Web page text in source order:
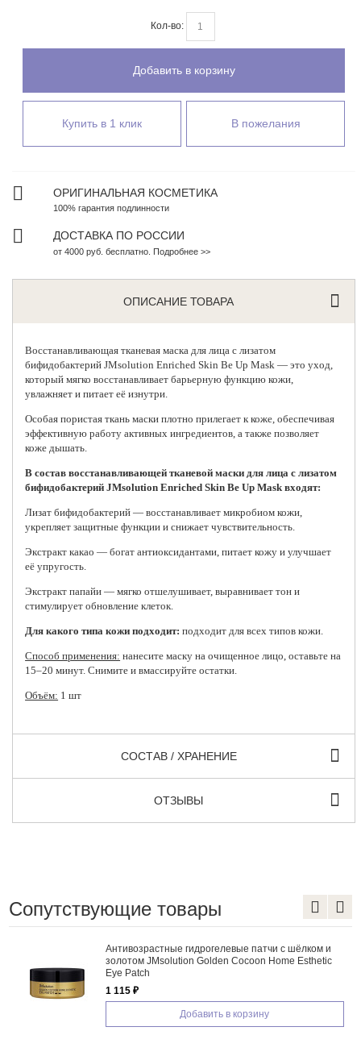
Кол-во:
Добавить в корзину
Купить в 1 клик В пожелания
ОРИГИНАЛЬНАЯ КОСМЕТИКА
100% гарантия подлинности
ДОСТАВКА ПО РОССИИ
от 4000 руб. бесплатно. Подробнее >>
ОПИСАНИЕ ТОВАРА
Восстанавливающаятканевая маска для лица с лизатом
бифидобактерий JMsolution Enriched Skin Be Up Mask — это уход,
который мягко восстанавливает барьерную функцию кожи,
увлажняет и питает её изнутри.
Особая пористая ткань маски плотно прилегает к коже, обеспечивая
эффективную работу активных ингредиентов, а также позволяет
коже дышать.
В состав восстанавливающей тканевой маски для лица с лизатом
бифидобактерий JMsolution Enriched Skin Be Up Mask входят:
Лизат бифидобактерий — восстанавливает микробиом кожи,
укрепляет защитные функции и снижает чувствительность.
Экстракт какао — богат антиоксидантами, питает кожу и улучшает
её упругость.
Экстракт папайи — мягко отшелушивает, выравнивает тон и
стимулирует обновление клеток.
Для какого типа кожи подходит: подходит для всех типов кожи.
Способ применения: нанесите маску на очищенное лицо, оставьте на
15–20 минут. Снимите и вмассируйте остатки.
Объём: 1 шт
СОСТАВ / ХРАНЕНИЕ
ОТЗЫВЫ
Сопутствующие товары
Антивозрастные гидрогелевые патчи с шёлком и
золотом JMsolution Golden Cocoon Home Esthetic
Eye Patch
1 115 ₽
Добавить в корзину